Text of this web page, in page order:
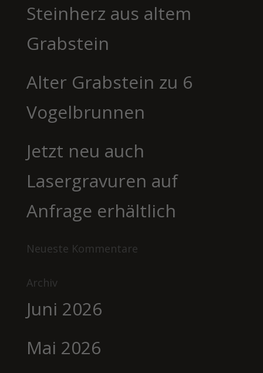
Steinherz aus altem
Grabstein
Alter Grabstein zu 6
Vogelbrunnen
Jetzt neu auch
Lasergravuren auf
Anfrage erhältlich
Neueste Kommentare
Archiv
Juni 2026
Mai 2026